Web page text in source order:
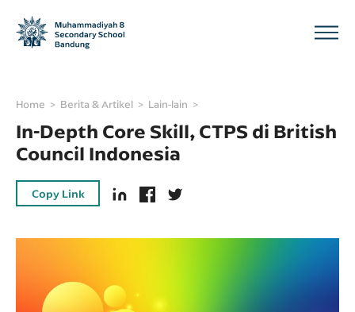
Home Berita & Artikel Lain-lain
In-Depth Core Skill, CTPS di British
Council Indonesia
Copy Link